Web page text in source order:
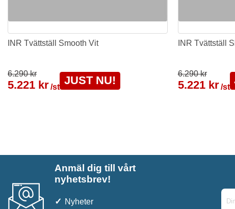
INR Tvättställ Smooth Vit
6.290 kr
5.221 kr/st
JUST NU!
INR Tvättställ
6.290 kr
5.221 kr /st
Anmäl dig till vårt
nyhetsbrev!
Nyheter